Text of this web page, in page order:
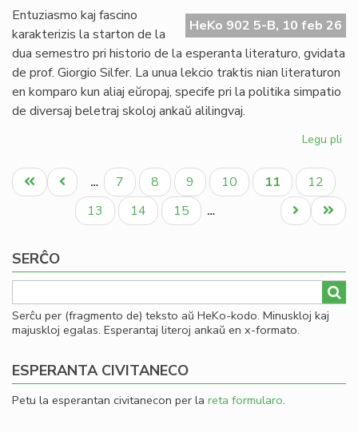
de
HeKo 902 5-B, 10 feb 26
Entuziasmo kaj fascino
karakterizis la starton de la
dua semestro pri historio de la esperanta literaturo, gvidata
de prof. Giorgio Silfer. La unua lekcio traktis nian literaturon
en komparo kun aliaj eŭropaj, specife pri la politika simpatio
de diversaj beletraj skoloj ankaŭ alilingvaj.
Legu pli
la
Pagination
Unua
paĝo
Antaŭa
paĝo
… Paĝo
7 Paĝo
8 Paĝo
9 Paĝo
10
Aktuala
paĝo
11 Paĝo
12
Paĝo
13 Paĝo
14 Paĝo
15 …
Last
page
Next
page
SERĈO
Serĉu per (fragmento de) teksto aŭ HeKo-kodo. Minuskloj kaj
majuskloj egalas. Esperantaj literoj ankaŭ en x-formato.
ESPERANTA CIVITANECO
Petu la esperantan civitanecon per la reta formularo.